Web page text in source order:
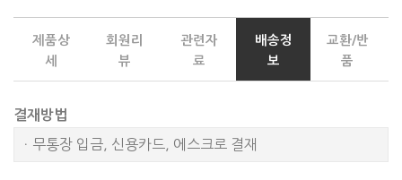
제품상
세
회원리
뷰
관련자
료
배송정
보
교환/반
품
결재방법
ㆍ무통장 입금, 신용카드, 에스크로 결재